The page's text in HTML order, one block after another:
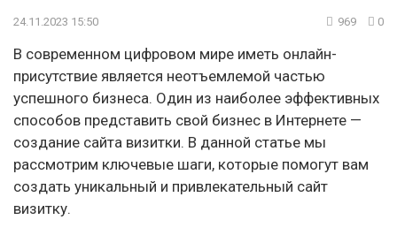
24.11.2023 15:50 969 0
В современном цифровом мире иметь онлайн-
присутствие является неотъемлемой частью
успешного бизнеса. Один из наиболее эффективных
способов представить свой бизнес в Интернете —
создание сайта визитки. В данной статье мы
рассмотрим ключевые шаги, которые помогут вам
создать уникальный и привлекательный сайт
визитку.